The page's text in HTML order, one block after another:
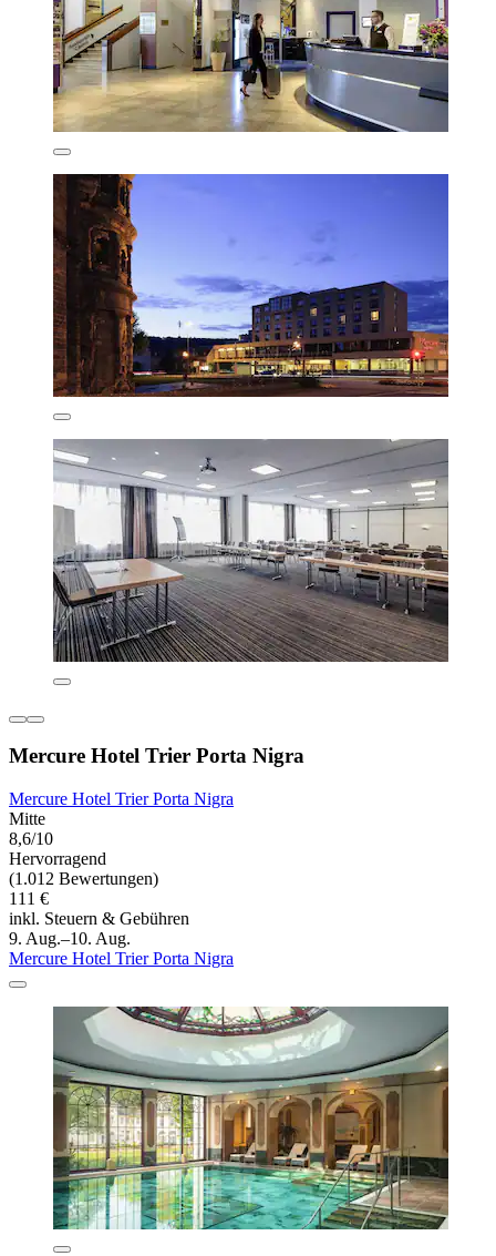
Mercure Hotel Trier Porta Nigra
Mercure Hotel Trier Porta Nigra
Mitte
8,6/10
Hervorragend
(1.012 Bewertungen)
111 €
inkl. Steuern & Gebühren
9. Aug.–10. Aug.
Mercure Hotel Trier Porta Nigra